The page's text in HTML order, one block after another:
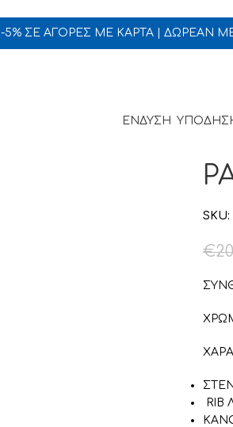
-5% ΣΕ ΑΓΟΡΕΣ ΜΕ ΚΑΡΤΑ | ΔΩΡΕΑΝ
ΕΝΔΥΣΗ
SKU:
€
RIB